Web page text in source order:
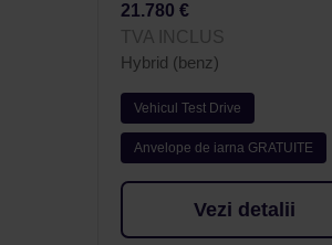
21.780 €
TVA INCLUS
Hybrid (benz)
Vehicul Test Drive
Anvelope de iarna GRATUITE
Vezi detalii